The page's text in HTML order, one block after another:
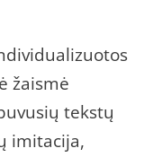
žaismė
tekstų
imitacija,